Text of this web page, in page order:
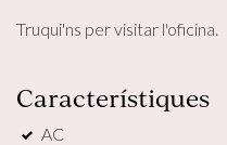
Truqui'ns per visitar l'oficina.
Característiques
AC
Marketing i publicitat
de l'usuari a través de
hàbits de navegació.
hàbits de navegació al lloc